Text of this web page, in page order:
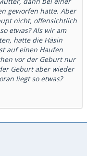
geworfen hatte. Aber
nicht, offensichtlich
etwas? Als wir am
hatte die Häsin
auf einen Haufen
vor der Geburt nur
Geburt aber wieder
liegt so etwas?